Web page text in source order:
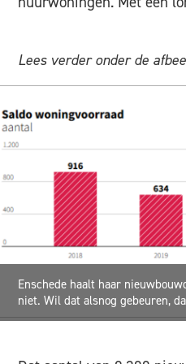
Lees verder onder de
Enschede haalt haar
niet. Wil dat alsnog gebeuren,